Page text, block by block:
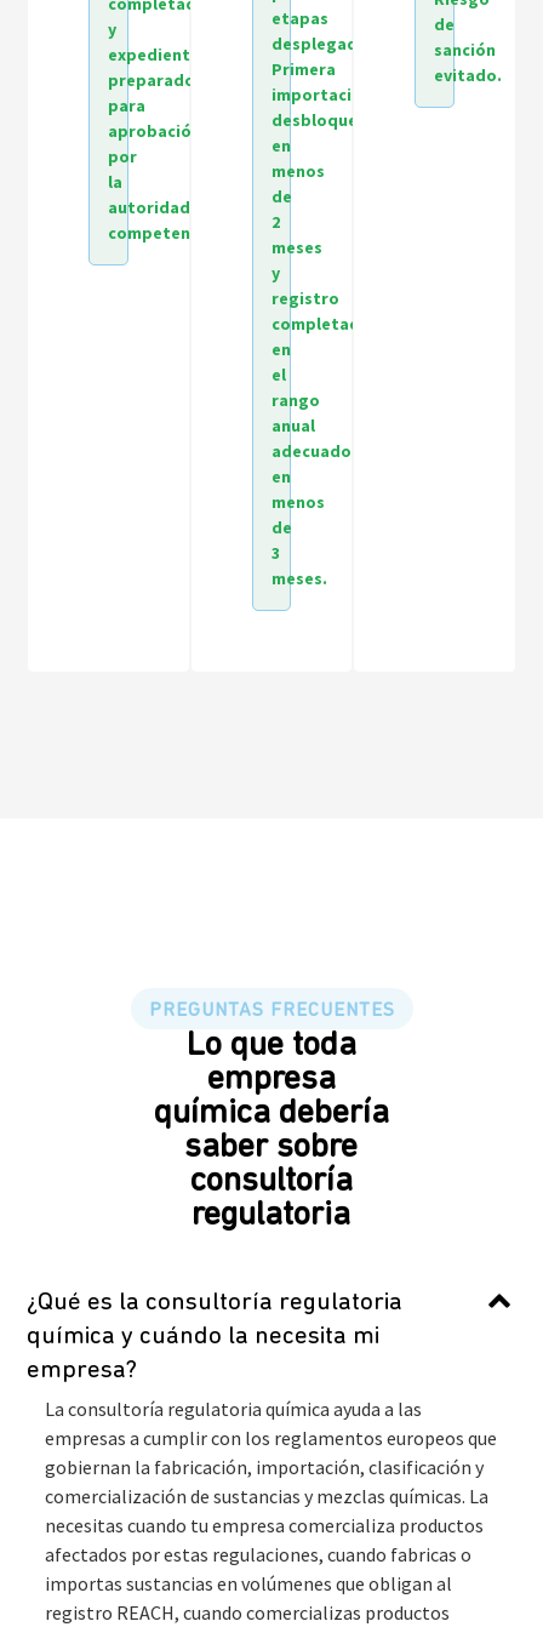
y
expediente
preparado
para
aprobación
por
la
autoridad
competente.
etapas
desplegada.
Primera
importación
desbloqueada
en
menos
de
2
meses
y
registro
completado
en
el
rango
anual
adecuado
en
menos
de
3
meses.
de
sanción
evitado.
PREGUNTAS FRECUENTES
Lo que toda
empresa
química debería
saber sobre
consultoría
regulatoria
¿Qué es la consultoría regulatoria
química y cuándo la necesita mi
empresa?
La consultoría regulatoria química ayuda a las
empresas a cumplir con los reglamentos europeos que
gobiernan la fabricación, importación, clasificación y
comercialización de sustancias y mezclas químicas. La
necesitas cuando tu empresa comercializa productos
afectados por estas regulaciones, cuando fabricas o
importas sustancias en volúmenes que obligan al
registro REACH, cuando comercializas productos